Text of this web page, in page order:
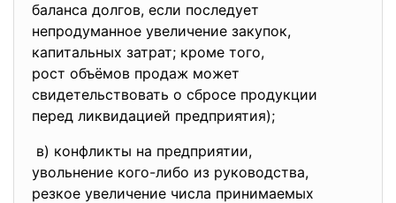
баланса долгов, если последует
непродуманное увеличение закупок,
капитальных затрат; кроме того,
рост объёмов продаж может
свидетельствовать о сбросе продукции
перед ликвидацией предприятия);
в) конфликты на предприятии,
увольнение кого-либо из руководства,
резкое увеличение числа принимаемых